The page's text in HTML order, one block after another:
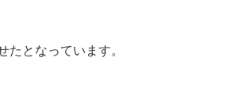
たとなっています。